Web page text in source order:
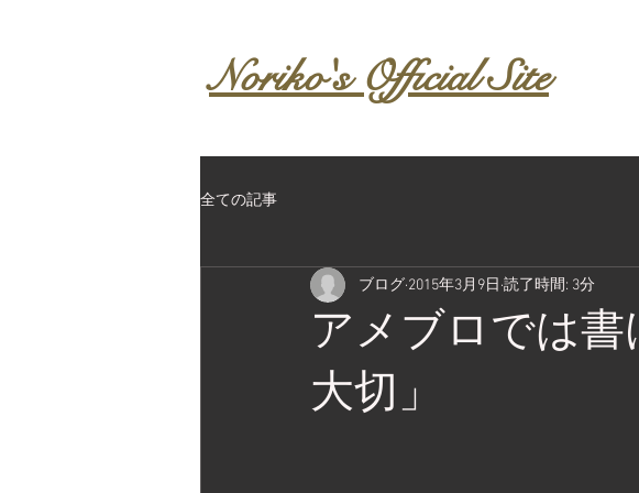
Noriko's Official Site
全ての記事
アメブロでは
大切」
ブログ 2015年3月9日 読了時間: 3分